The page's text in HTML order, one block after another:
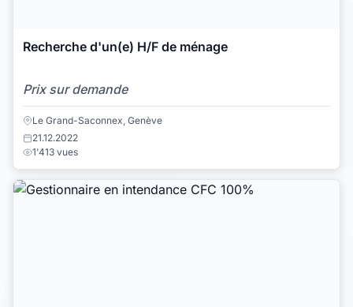
Recherche d'un(e) H/F de ménage
Prix sur demande
Le Grand-Saconnex, Genève
21.12.2022
1'413 vues